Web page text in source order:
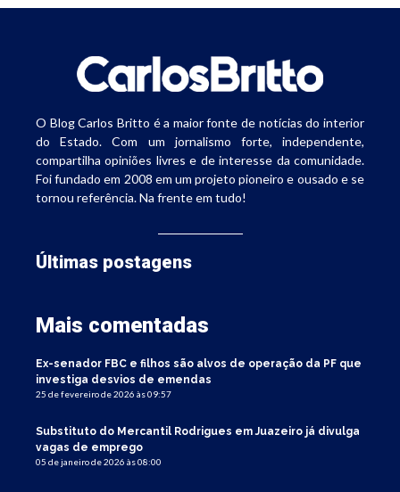
O Blog Carlos Britto é a maior fonte de notícias do interior
do Estado. Com um jornalismo forte, independente,
compartilha opiniões livres e de interesse da comunidade.
Foi fundado em 2008 em um projeto pioneiro e ousado e se
tornou referência. Na frente em tudo!
Últimas postagens
Mais comentadas
Ex-senador FBC e filhos são alvos de operação da PF que
investiga desvios de emendas
25 de fevereiro de 2026 às 09:57
Substituto do Mercantil Rodrigues em Juazeiro já divulga
vagas de emprego
05 de janeiro de 2026 às 08:00